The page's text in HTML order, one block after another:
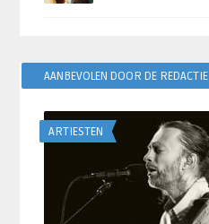
AANBEVOLEN DOOR DE REDACTIE
ARTIESTEN